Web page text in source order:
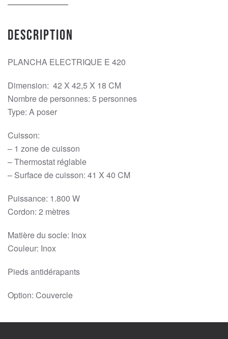
Description
PLANCHA ELECTRIQUE E 420
Dimension: 42 X 42,5 X 18 CM
Nombre de personnes: 5 personnes
Type: A poser
Cuisson:
– 1 zone de cuisson
– Thermostat réglable
– Surface de cuisson: 41 X 40 CM
Puissance: 1.800 W
Cordon: 2 mètres
Matière du socle: Inox
Couleur: Inox
Pieds antidérapants
Option: Couvercle